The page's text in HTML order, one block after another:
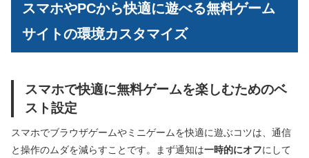
スマホやPCから快適に遊べる無料ゲーム
サイトの環境カスタマイズ
スマホで快適に無料ゲームを楽しむためのベ
スト設定
スマホでブラウザゲームやミニゲームを快適に遊ぶコツは、通信
と操作のムダを減らすことです。まず通知は一時的にオフにして